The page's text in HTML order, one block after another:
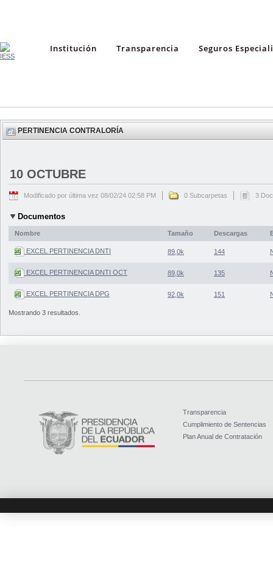
Institución Transparencia Seguros
PERTINENCIA CONTRALORÍA
10 OCTUBRE
Modificado por última vez 08/02/24 02:58 PM 0 Subcarpetas 3
Documentos
Nombre Tamaño Descargas
EXCEL PERTINENCIA DNTI 89,0k 144
EXCEL PERTINENCIA DNTI OCT 89,0k 135
EXCEL PERTINENCIA DPG 92,0k 151
Mostrando 3 resultados.
Transparencia
Cumplimiento de Sentencias
Plan Anual de Contratación